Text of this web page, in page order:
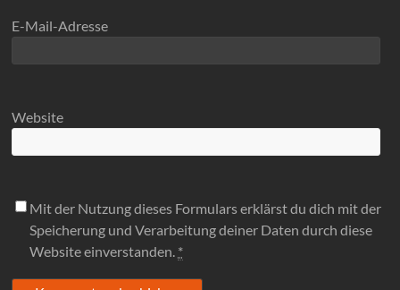
E-Mail-Adresse
Website
Mit der Nutzung dieses Formulars erklärst du dich mit der
Speicherung und Verarbeitung deiner Daten durch diese
Website einverstanden. *